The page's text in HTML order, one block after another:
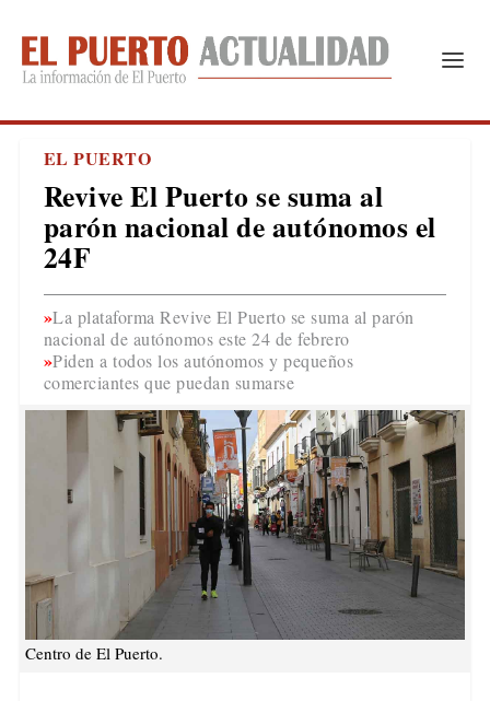
EL PUERTO
Revive El Puerto se suma al
parón nacional de autónomos el
24F
La plataforma Revive El Puerto se suma al parón
nacional de autónomos este 24 de febrero
Piden a todos los autónomos y pequeños
comerciantes que puedan sumarse
Centro de El Puerto.